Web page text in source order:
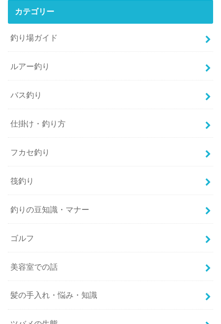
カテゴリー
釣り場ガイド
ルアー釣り
バス釣り
仕掛け・釣り方
フカセ釣り
筏釣り
釣りの豆知識・マナー
ゴルフ
美容室での話
髪の手入れ・悩み・知識